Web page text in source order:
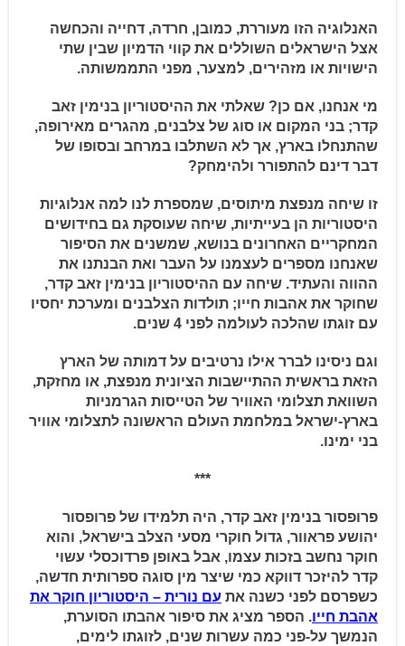
האנלוגיה הזו מעוררת, כמובן, חרדה, דחייה והכחשה
אצל הישראלים השוללים את קווי הדמיון שבין שתי
הישויות או מזהירים, למצער, מפני התממשותה.
מי אנחנו, אם כן? שאלתי את ההיסטוריון בנימין זאב
קדר; בני המקום או סוג של צלבנים, מהגרים מאירופה,
שהתנחלו בארץ, אך לא השתלבו במרחב ובסופו של
דבר דינם להתפורר ולהימחק?
זו שיחה מנפצת מיתוסים, שמספרת לנו למה אנלוגיות
היסטוריות הן בעייתיות, שיחה שעוסקת גם בחידושים
המחקריים האחרונים בנושא, שמשנים את הסיפור
שאנחנו מספרים לעצמנו על העבר ואת הבנתנו את
ההווה והעתיד. שיחה עם ההיסטוריון בנימין זאב קדר,
שחוקר את אהבות חייו; תולדות הצלבנים ומערכת יחסיו
עם זוגתו שהלכה לעולמה לפני 4 שנים.
וגם ניסינו לברר אילו נרטיבים על דמותה של הארץ
הזאת בראשית ההתיישבות הציונית מנפצת, או מחזקת,
השוואת תצלומי האוויר של הטייסות הגרמניות
בארץ-ישראל במלחמת העולם הראשונה לתצלומי אוויר
בני ימינו.
***
פרופסור בנימין זאב קדר, היה תלמידו של פרופסור
יהושע פראוור, גדול חוקרי מסעי הצלב בישראל, והוא
חוקר נחשב בזכות עצמו, אבל באופן פרדוכסלי עשוי
קדר להיזכר דווקא כמי שיצר מין סוגה ספרותית חדשה,
כשפרסם לפני כשנה את עם נורית – היסטוריון חוקר את
אהבת חייו. הספר מציג את סיפור אהבתו הסוערת,
הנמשך על-פני כמה עשרות שנים, לזוגתו לימים,